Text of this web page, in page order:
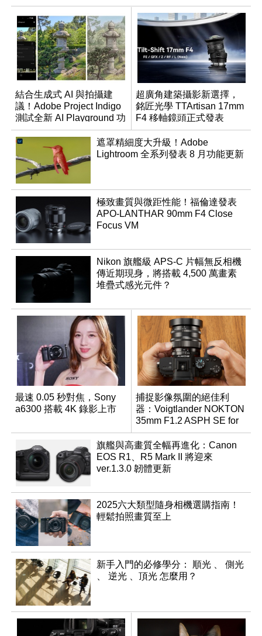
結合生成式 AI 與拍攝建
議！Adobe Project Indigo
測試全新 AI Playground 功
能
超廣角建築攝影新選擇，
銘匠光學 TTArtisan 17mm
F4 移軸鏡頭正式發表
遮罩精細度大升級！Adobe
Lightroom 全系列發表 8 月功能更新
極致畫質與微距性能！福倫達發表
APO-LANTHAR 90mm F4 Close
Focus VM
Nikon 旗艦級 APS-C 片幅無反相機
傳近期現身，將搭載 4,500 萬畫素
堆疊式感光元件？
最速 0.05 秒對焦，Sony
a6300 搭載 4K 錄影上市
捕捉影像氛圍的絕佳利
器：Voigtlander NOKTON
35mm F1.2 ASPH SE for
E-mount
旗艦與高畫質全幅再進化：Canon
EOS R1、R5 Mark II 將迎來
ver.1.3.0 韌體更新
2025六大類型隨身相機選購指南！
輕鬆拍照畫質至上
新手入門的必修學分： 順光 、 側光
、 逆光 、頂光 怎麼用？